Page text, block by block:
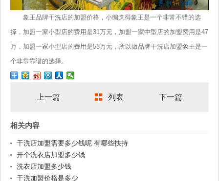
象王品牌干洗店的加盟价格，小编觉得象王是一个非常不错的选
择，加盟一家小型店的费用是31万元，加盟一家中型店的加盟费用是47
万，加盟一家小型店的费用是58万元，所以做品牌干洗店加盟象王是一
个非常靠谱的选择。
上一篇 列表 下一篇
相关内容
干洗店加盟需要多少钱呢 有哪些扶持
开个洗衣店加盟多少钱
洗衣店加盟多少钱
干洗加盟价格是多少